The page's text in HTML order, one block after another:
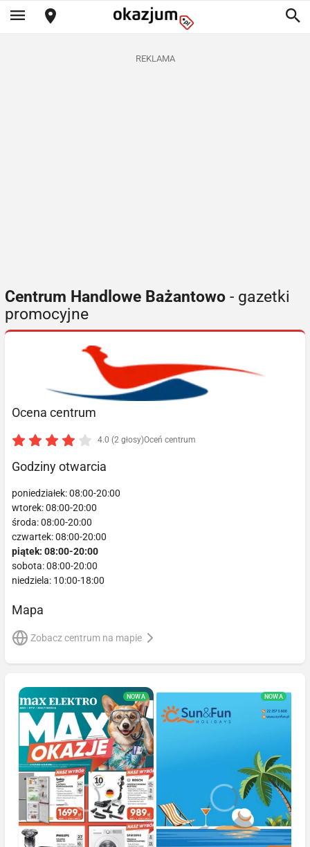
REKLAMA
Centrum Handlowe Bażantowo - gazetki
promocyjne
Ocena centrum
4.0 (2 głosy)Oceń centrum
Godziny otwarcia
poniedziałek: 08:00-20:00
wtorek: 08:00-20:00
środa: 08:00-20:00
czwartek: 08:00-20:00
piątek: 08:00-20:00
sobota: 08:00-20:00
niedziela: 10:00-18:00
Mapa
Zobacz centrum na mapie
NOWA NOWA